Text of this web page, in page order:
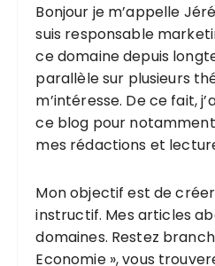
Bonjour je m’appelle
suis responsable
ce domaine depuis
parallèle sur plusieurs
m’intéresse. De ce fait,
ce blog pour
mes rédactions et
Mon objectif est de
instructif. Mes articles
domaines. Restez
Economie », vous